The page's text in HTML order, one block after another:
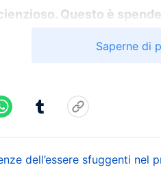
Questo è
cosa risulterà dal tuo
e a fare
Saperne di
dell’essere sfuggenti nel